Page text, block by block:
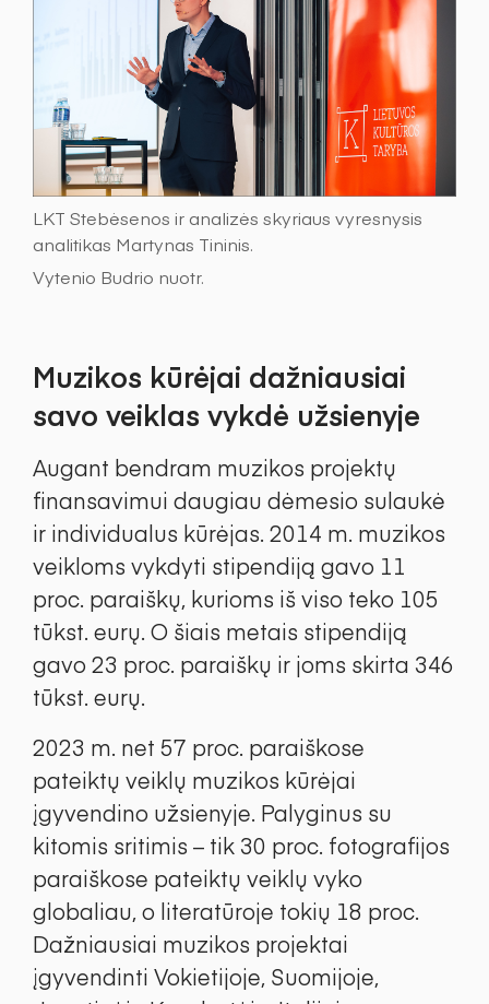
LKT Stebėsenos ir analizės skyriaus vyresnysis
analitikas Martynas Tininis.
Vytenio Budrio nuotr.
Muzikos kūrėjai dažniausiai
savo veiklas vykdė užsienyje
Augant bendram muzikos projektų
finansavimui daugiau dėmesio sulaukė
ir individualus kūrėjas. 2014 m. muzikos
veikloms vykdyti stipendiją gavo 11
proc. paraiškų, kurioms iš viso teko 105
tūkst. eurų. O šiais metais stipendiją
gavo 23 proc. paraiškų ir joms skirta 346
tūkst. eurų.
2023 m. net 57 proc. paraiškose
pateiktų veiklų muzikos kūrėjai
įgyvendino užsienyje. Palyginus su
kitomis sritimis – tik 30 proc. fotografijos
paraiškose pateiktų veiklų vyko
globaliau, o literatūroje tokių 18 proc.
Dažniausiai muzikos projektai
įgyvendinti Vokietijoje, Suomijoje,